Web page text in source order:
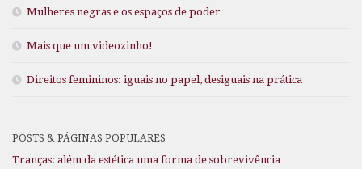
Mulheres negras e os espaços de poder
Mais que um videozinho!
Direitos femininos: iguais no papel, desiguais na prática
POSTS & PÁGINAS POPULARES
Tranças: além da estética uma forma de sobrevivência